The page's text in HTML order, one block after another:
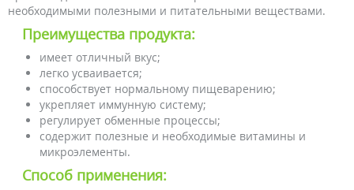
необходимыми полезными и питательными веществами.
Преимущества продукта:
имеет отличный вкус;
легко усваивается;
способствует нормальному пищеварению;
укрепляет иммунную систему;
регулирует обменные процессы;
содержит полезные и необходимые витамины и
микроэлементы.
Способ применения: